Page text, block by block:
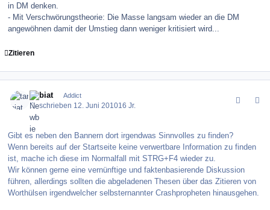
in DM denken.
- Mit Verschwörungstheorie: Die Masse langsam wieder an die DM
angewöhnen damit der Umstieg dann weniger kritisiert wird...
Zitieren
tarbiat Addict
Geschrieben 12. Juni 201016 Jr.
Gibt es neben den Bannern dort irgendwas Sinnvolles zu finden?
Wenn bereits auf der Startseite keine verwertbare Information zu finden
ist, mache ich diese im Normalfall mit STRG+F4 wieder zu.
Wir können gerne eine vernünftige und faktenbasierende Diskussion
führen, allerdings sollten die abgeladenen Thesen über das Zitieren von
Worthülsen irgendwelcher selbsternannter Crashpropheten hinausgehen.